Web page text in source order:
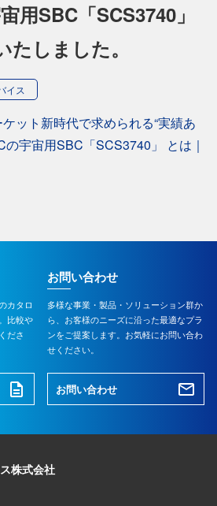
用SBC「SCS3740」
たしました。
イス
ケット新時代で求められる“実績あ
の宇宙用SBC「SCS3740」 とは｜
カタロ
比較や
ださ
お問い合わせ
多様な事業・製品・ソリューション群か
ら、お客様のニーズに沿った最適なプラ
ンをご提案します。お気軽にお問い合わ
せください。
お問い合わせ
株式会社